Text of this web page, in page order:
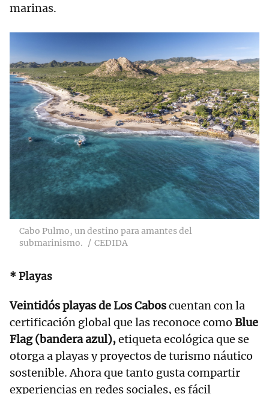
marinas.
Cabo Pulmo, un destino para amantes del
submarinismo.
CEDIDA
* Playas
Veintidós playas de Los Caboscuentan con la
certificación global que las reconoce como Blue
Flag (bandera azul),etiqueta ecológica que se
otorga a playas y proyectos de turismo náutico
sostenible. Ahora que tanto gusta compartir
experiencias en redes sociales, es fácil